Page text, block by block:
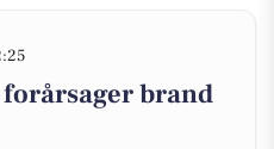
brand